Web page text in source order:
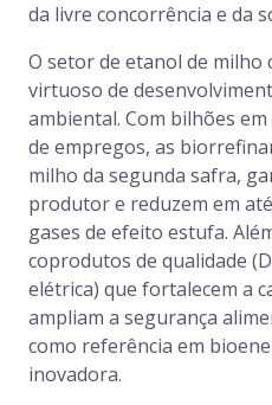
da livre concorrência e da
O setor de etanol de milho
virtuoso de
ambiental. Com bilhões
de empregos, as
milho da segunda safra,
produtor e reduzem em
gases de efeito estufa.
coprodutos de qualidade
elétrica) que fortalecem a
ampliam a segurança
como referência em
inovadora.